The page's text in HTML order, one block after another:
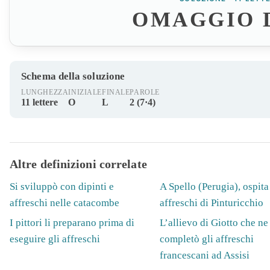
OMAGGIO
Schema della soluzione
LUNGHEZZA
11 lettere
INIZIALE
O
FINALE
L
PAROLE
2 (7·4)
Altre definizioni correlate
Si sviluppò con dipinti e
affreschi nelle catacombe
A Spello (Perugia), ospita
affreschi di Pinturicchio
I pittori li preparano prima di
eseguire gli affreschi
L’allievo di Giotto che ne
completò gli affreschi
francescani ad Assisi